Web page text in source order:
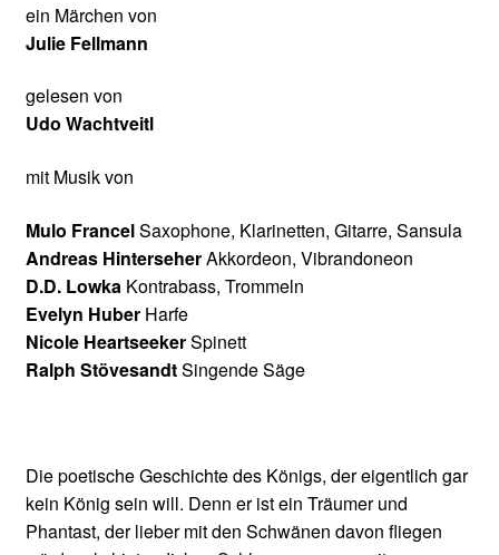
ein Märchen von
Julie Fellmann
gelesen von
Udo Wachtveitl
mit Musik von
Mulo FrancelSaxophone, Klarinetten, Gitarre, Sansula
Andreas HinterseherAkkordeon, Vibrandoneon
D.D. LowkaKontrabass, Trommeln
Evelyn HuberHarfe
Nicole HeartseekerSpinett
Ralph StövesandtSingende Säge
Die poetische Geschichte des Königs, der eigentlich gar
kein König sein will. Denn er ist ein Träumer und
Phantast, der lieber mit den Schwänen davon fliegen